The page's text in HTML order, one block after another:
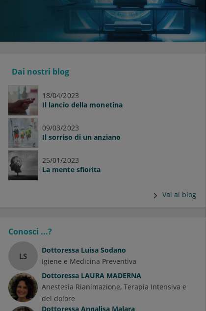
Dai nostri blog
18/04/2023
Il lancio della monetina
09/03/2023
Il sorriso di un anziano
25/01/2023
La mente sfiorita
Vai ai blog
Conosci ...?
LS
Dottoressa Luisa Sodano
Igiene e Medicina Preventiva
Dottoressa LAURA MADERNA
Anestesia Rianimazione, Terapia Intensiva e
del dolore
Dottoressa Annalisa Malara